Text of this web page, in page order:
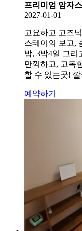
프리미엄 암자
2027-01-01
고요하고 고즈
스테이의 보고,
밤, 3박4일 그리
만끽하고, 고독
할 수 있는곳!
예약하기